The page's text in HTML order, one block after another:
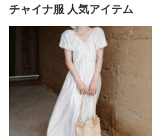
チャイナ服 人気アイテム